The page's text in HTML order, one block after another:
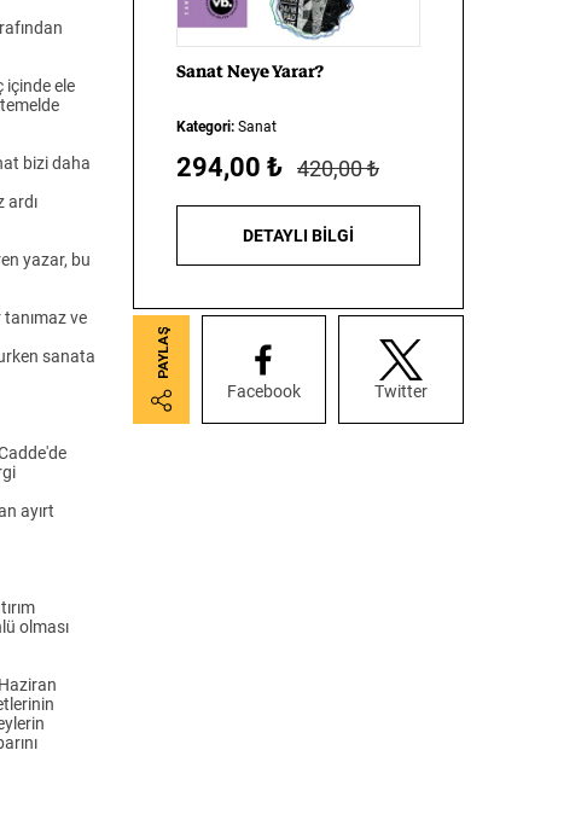
içinde ele
bizi daha
ardı
yazar, bu
ve
sanata
ayırt
olması
SanatNeyeYarar?
Kategori: Sanat
294,00 ₺ 420,00 ₺
DETAYLI BİLGİ
Facebook Twitter